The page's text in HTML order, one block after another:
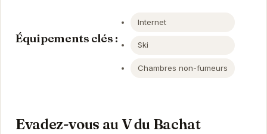
Équipements clés :
Internet
Ski
Chambres non-fumeurs
Evadez-vous au V du Bachat